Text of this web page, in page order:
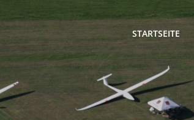
STARTSEITE